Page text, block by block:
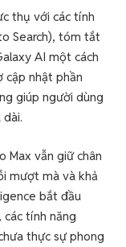
thụ với các tính
Search), tóm tắt
AI một cách
cập nhật phần
giúp người dùng
Max vẫn giữ chân
mượt mà và khả
bắt đầu
tính năng
thực sự phong